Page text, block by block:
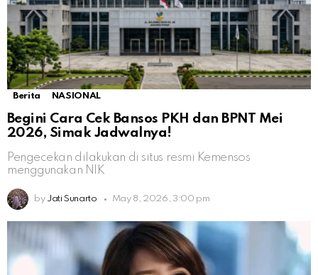
Berita NASIONAL
Begini Cara Cek Bansos PKH dan BPNT Mei
2026, Simak Jadwalnya!
Pengecekan dilakukan di situs resmi Kemensos
menggunakan NIK
by Jati Sunarto May 8, 2026, 3:00 pm